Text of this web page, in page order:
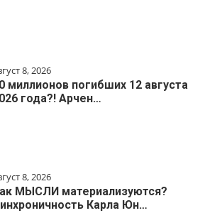
8, 2026
миллионов погибших 12 августа
года?! Арчен…
8, 2026
МЫСЛИ материализуются?
Карла Юн…